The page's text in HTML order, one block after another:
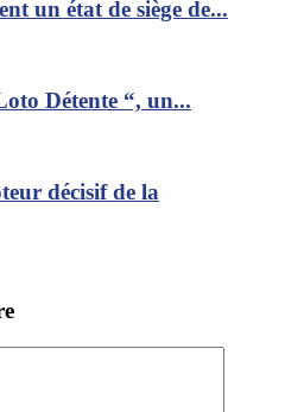
un état de siège de...
Détente “, un...
décisif de la